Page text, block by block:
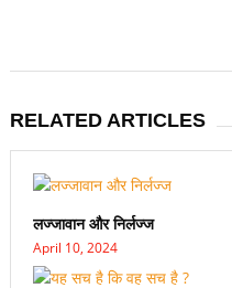
RELATED ARTICLES
लज्जावान और निर्लज्ज
April 10, 2024